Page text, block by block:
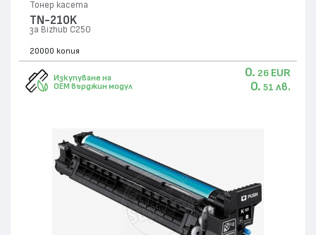
Тонер касета
TN-210K
за Bizhub C250
20000 копия
Изкупуване на
OEM върджин модул
0. 26 EUR
0. 51 лв.